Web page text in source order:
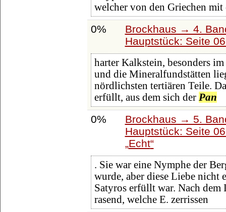
welcher von den Griechen
0%
Brockhaus → 4.
Hauptstück: Seite
harter Kalkstein, besonders
und die Mineralfundstätten
nördlichsten tertiären Teile.
erfüllt, aus dem sich der Pan
0%
Brockhaus → 5.
Hauptstück: Seite
Echt
. Sie war eine Nymphe der
wurde, aber diese Liebe nicht
Satyros erfüllt war. Nach
rasend, welche E. zerrissen